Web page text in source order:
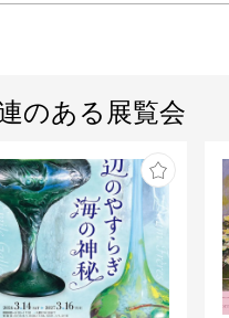
のある展覧会